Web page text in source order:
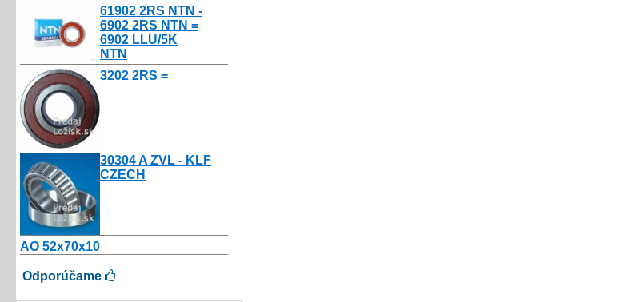
61902 2RS NTN -
6902 2RS NTN =
6902 LLU/5K
NTN
3202 2RS =
30304 A ZVL - KLF
CZECH
AO 52x70x10
Odporúčame